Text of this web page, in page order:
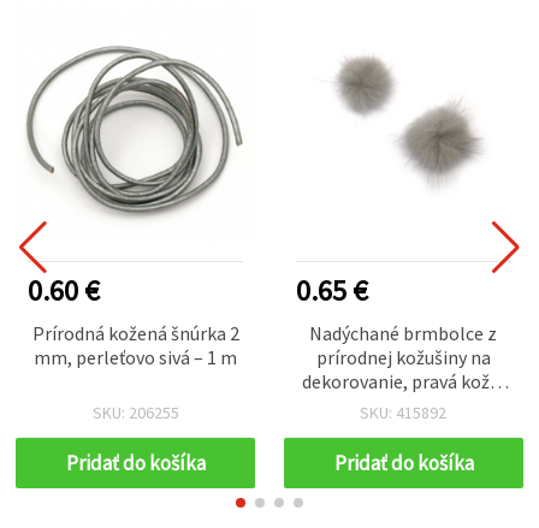
0.60 €
Prírodná kožená šnúrka 2
mm, perleťovo sivá – 1 m
SKU: 206255
Pridať do košíka
0.65 €
Nadýchané brmbolce z
prírodnej kožušiny na
dekorovanie, pravá koža,
25 mm, sivá farba – 2 ks
SKU: 415892
Pridať do košíka